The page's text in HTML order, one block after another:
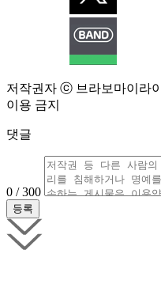
저작권자 ⓒ 브라보마이라
이용 금지
댓글
0 / 300